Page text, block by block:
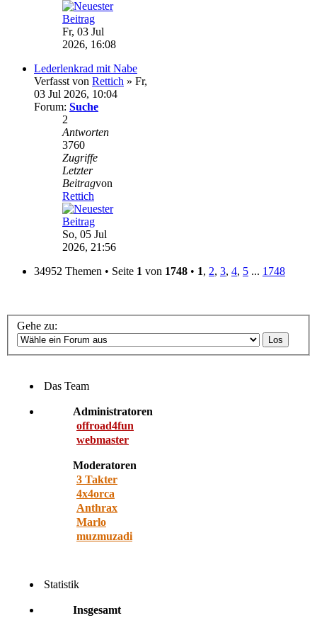
Fr, 03 Jul
2026, 16:08
Lederlenkrad mit Nabe
Verfasst von Rettich » Fr,
03 Jul 2026, 10:04
Forum: Suche
2
Antworten
3760
Zugriffe
Letzter
Beitragvon
Rettich
So, 05 Jul
2026, 21:56
34952 Themen • Seite 1 von 1748 • 1, 2, 3, 4, 5 ... 1748
Gehe zu:
Das Team
Administratoren
offroad4fun
webmaster
Moderatoren
3 Takter
4x4orca
Anthrax
Marlo
muzmuzadi
Statistik
Insgesamt